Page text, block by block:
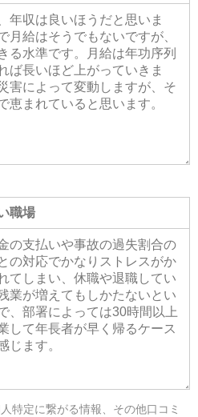
特定に繋がる情報、その他口コミ